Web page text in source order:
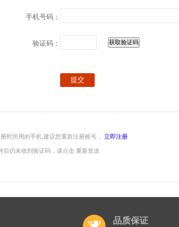
手机号码：
验证码：
时所用的手机,建议您重新注册账号， 立即注册
后仍未收到验证码，请点击 重新发送
品质保证